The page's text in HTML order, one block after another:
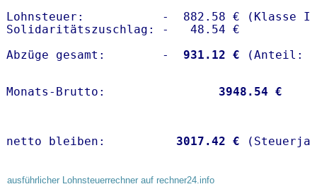
Lohnsteuer:           -  882.58 € (Klasse I)
Solidaritätszuschlag: -   48.54 €
Abzüge gesamt:        -
  931.12 €
Monats-Brutto: 3948.54 €
netto bleiben: 3017.42 €
ausführlicher Lohnsteuerrechner auf rechner24.info